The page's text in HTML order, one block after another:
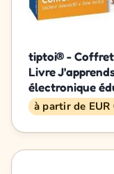
tiptoi® -
Livre
électronique
à partir de EUR